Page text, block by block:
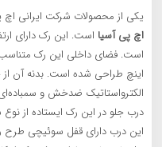
یکی از محصولات شرکت ایرانی اچ
اچ پی آسیا
اینچ طراحی شده است. بدنه آن
الکترواستاتیک ضدخش و
درب جلو در این رک ایستاده از
این درب دارای قفل سوئیچی طرح